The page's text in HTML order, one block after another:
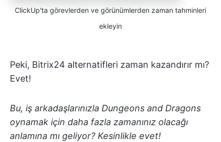
ClickUp'ta görevlerden ve görünümlerden zaman tahminleri
ekleyin
Peki, Bitrix24 alternatifleri zaman kazandırır mı?
Evet!
Bu, iş arkadaşlarınızla Dungeons and Dragons
oynamak için daha fazla zamanınız olacağı
anlamına mı geliyor? Kesinlikle evet!